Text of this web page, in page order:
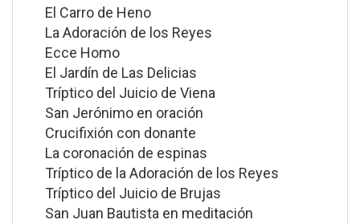
El Carro de Heno
La Adoración de los Reyes
Ecce Homo
El Jardín de Las Delicias
Tríptico del Juicio de Viena
San Jerónimo en oración
Crucifixión con donante
La coronación de espinas
Tríptico de la Adoración de los Reyes
Tríptico del Juicio de Brujas
San Juan Bautista en meditación